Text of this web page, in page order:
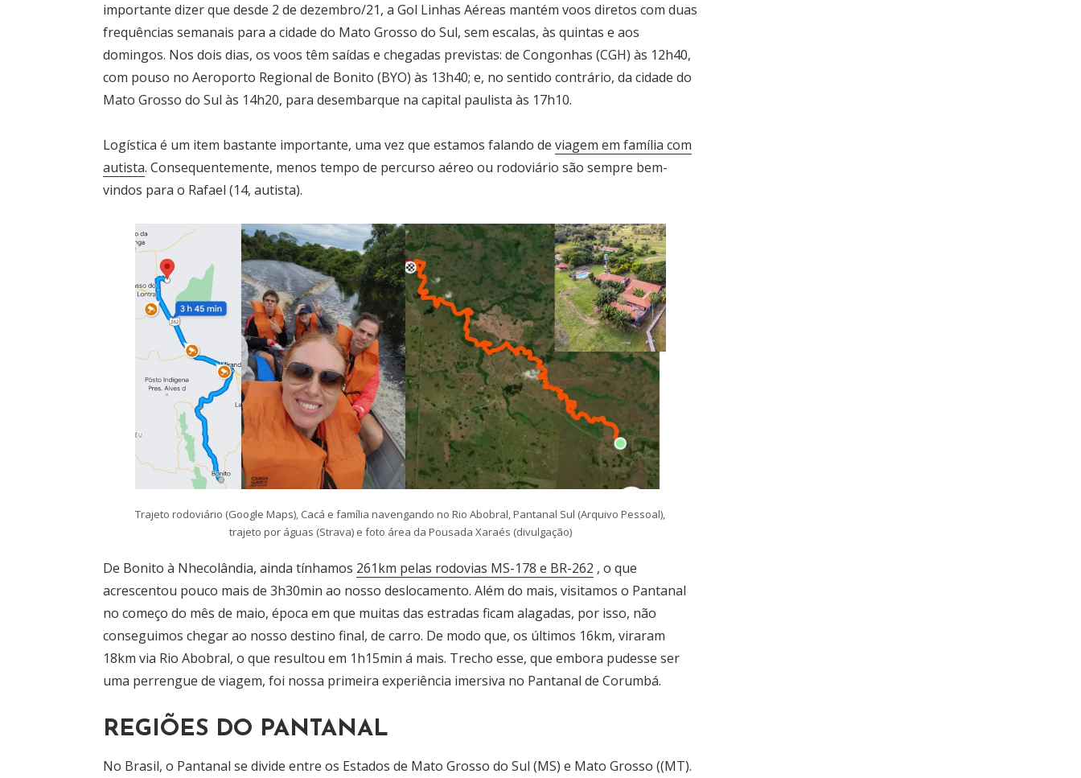
importante dizer que desde 2 de dezembro/21, a Gol Linhas Aéreas mantém voos diretos com duas
frequências semanais para a cidade do Mato Grosso do Sul, sem escalas, às quintas e aos
domingos. Nos dois dias, os voos têm saídas e chegadas previstas: de Congonhas (CGH) às 12h40,
com pouso no Aeroporto Regional de Bonito (BYO) às 13h40; e, no sentido contrário, da cidade do
Mato Grosso do Sul às 14h20, para desembarque na capital paulista às 17h10.
Logística é um item bastante importante, uma vez que estamos falando de viagem em família com
autista. Consequentemente, menos tempo de percurso aéreo ou rodoviário são sempre bem-
vindos para o Rafael (14, autista).
Trajeto rodoviário (Google Maps), Cacá e família navengando no Rio Abobral, Pantanal Sul (Arquivo Pessoal),
trajeto por águas (Strava) e foto área da Pousada Xaraés (divulgação)
De Bonito à Nhecolândia, ainda tínhamos 261km pelas rodovias MS-178 e BR-262 , o que
acrescentou pouco mais de 3h30min ao nosso deslocamento. Além do mais, visitamos o Pantanal
no começo do mês de maio, época em que muitas das estradas ficam alagadas, por isso, não
conseguimos chegar ao nosso destino final, de carro. De modo que, os últimos 16km, viraram
18km via Rio Abobral, o que resultou em 1h15min á mais. Trecho esse, que embora pudesse ser
uma perrengue de viagem, foi nossa primeira experiência imersiva no Pantanal de Corumbá.
REGIÕES DO PANTANAL
No Brasil, o Pantanal se divide entre os Estados de Mato Grosso do Sul (MS) e Mato Grosso ((MT).